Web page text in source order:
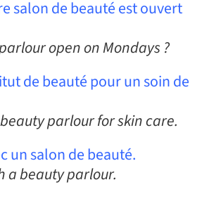
salon de beauté est ouvert
open on Mondays ?
de beauté pour un soin de
parlour for skin care.
un salon de beauté.
a beauty parlour.